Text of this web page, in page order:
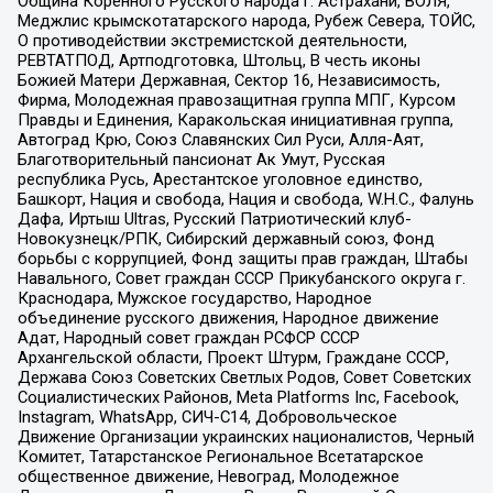
Меджлис крымскотатарского народа, Рубеж Севера, ТОЙС,
О противодействии экстремистской деятельности,
РЕВТАТПОД, Артподготовка, Штольц, В честь иконы
Божией Матери Державная, Сектор 16, Независимость,
Фирма, Молодежная правозащитная группа МПГ, Курсом
Правды и Единения, Каракольская инициативная группа,
Автоград Крю, Союз Славянских Сил Руси, Алля-Аят,
Благотворительный пансионат Ак Умут, Русская
республика Русь, Арестантское уголовное единство,
Башкорт, Нация и свобода, Нация и свобода, W.H.С., Фалунь
Дафа, Иртыш Ultras, Русский Патриотический клуб-
Новокузнецк/РПК, Сибирский державный союз, Фонд
борьбы с коррупцией, Фонд защиты прав граждан, Штабы
Навального, Совет граждан СССР Прикубанского округа г.
Краснодара, Мужское государство, Народное
объединение русского движения, Народное движение
Адат, Народный совет граждан РСФСР СССР
Архангельской области, Проект Штурм, Граждане СССР,
Держава Союз Советских Светлых Родов, Совет Советских
Социалистических Районов, Meta Platforms Inc, Facebook,
Instagram, WhatsApp, СИЧ-С14, Добровольческое
Движение Организации украинских националистов, Черный
Комитет, Татарстанское Региональное Всетатарское
общественное движение, Невоград, Молодежное